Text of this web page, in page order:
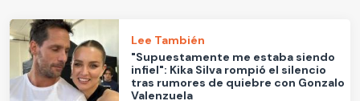
Lee También
"Supuestamente me estaba siendo
infiel": Kika Silva rompió el silencio
tras rumores de quiebre con Gonzalo
Valenzuela